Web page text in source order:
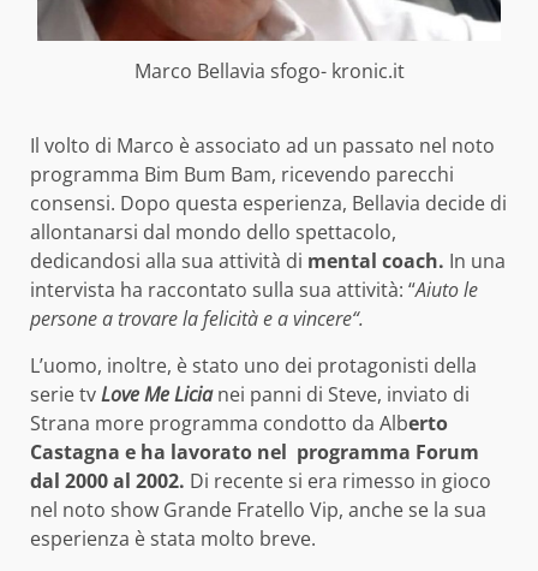
Marco Bellavia sfogo- kronic.it
Il volto di Marco è associato ad un passato nel noto
programma Bim Bum Bam, ricevendo parecchi
consensi. Dopo questa esperienza, Bellavia decide di
allontanarsi dal mondo dello spettacolo,
dedicandosi alla sua attività di mental coach. In una
intervista ha raccontato sulla sua attività: “Aiuto le
persone a trovare la felicità e a vincere“.
L’uomo, inoltre, è stato uno dei protagonisti della
serie tvLove Me Licianei panni di Steve, inviato di
Strana more programma condotto da Alberto
Castagna e ha lavorato nel programma Forum
dal 2000 al 2002. Di recente si era rimesso in gioco
nel noto show Grande Fratello Vip, anche se la sua
esperienza è stata molto breve.